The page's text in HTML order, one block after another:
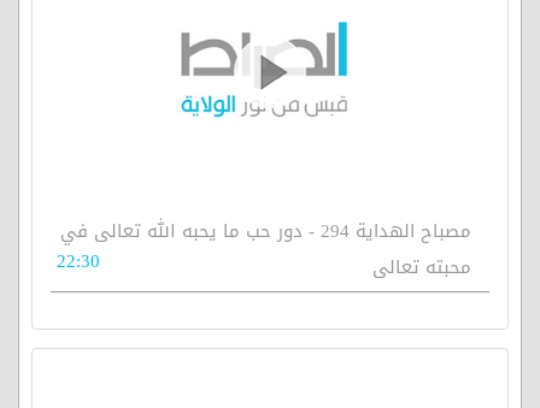
مصباح الهداية 294 - دور حب ما يحبه الله تعالى في
محبته تعالى
22:30